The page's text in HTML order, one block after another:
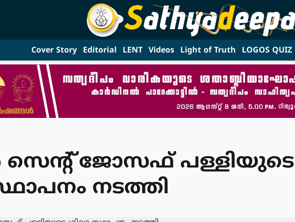
Cover Story Editorial LENT Videos Light of Truth LOGOS QUIZ
സെന്റ് ജോസഫ് പള്ളിയുടെ
നടത്തി